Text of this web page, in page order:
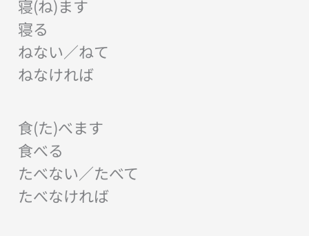
寝(ね)ます
寝る
ねない／ねて
ねなければ
食(た)べます
食べる
たべない／たべて
たべなければ